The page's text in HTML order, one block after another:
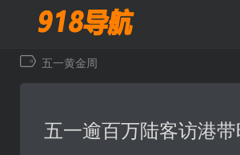
五一黄金周
五一逾百万陆客访港